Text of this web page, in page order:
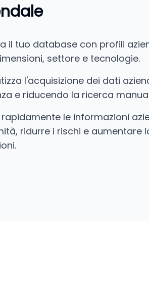
il tuo database con profili
settore e tecnologie.
l'acquisizione dei dati
e riducendo la ricerca
le informazioni
ridurre i rischi e aumentare